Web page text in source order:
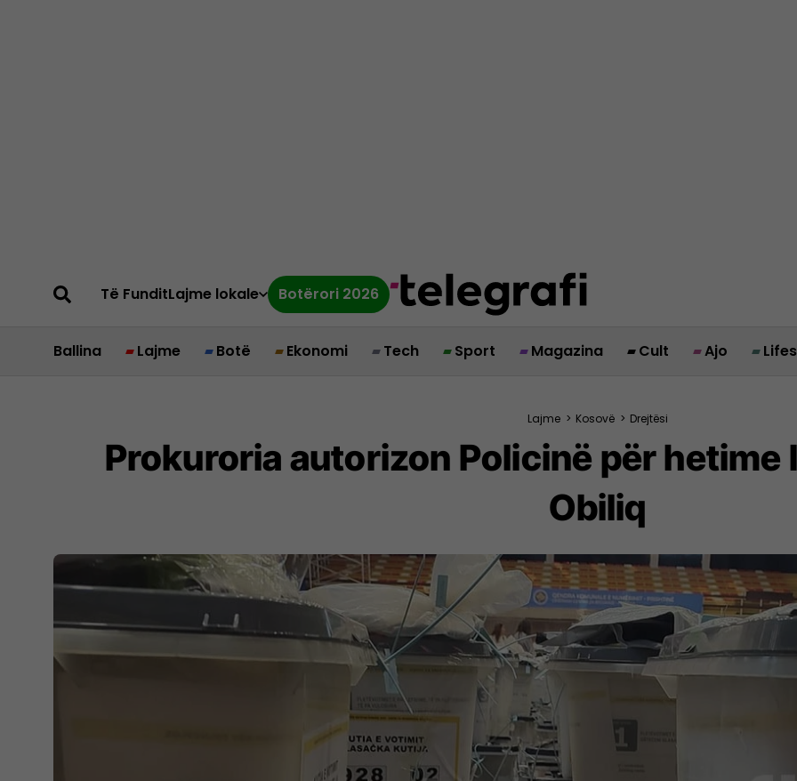
Të FunditLajme lokale Botërori 2026
Ballina Lajme Botë Ekonomi Tech Sport Magazina Cult Ajo
Lajme > Kosovë > Drejtësi
Prokuroria autorizon Policinë për hetime
Obiliq